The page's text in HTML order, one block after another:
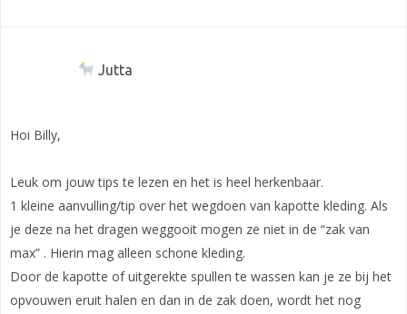
Jutta
Hoi Billy,
Leuk om jouw tips te lezen en het is heel herkenbaar.
1 kleine aanvulling/tip over het wegdoen van kapotte kleding. Als
je deze na het dragen weggooit mogen ze niet in de “zak van
max” . Hierin mag alleen schone kleding.
Door de kapotte of uitgerekte spullen te wassen kan je ze bij het
opvouwen eruit halen en dan in de zak doen, wordt het nog